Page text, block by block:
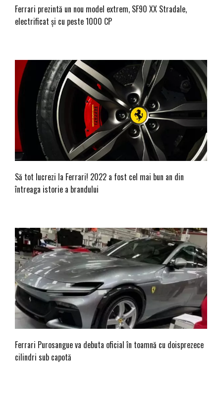
Ferrari prezintă un nou model extrem, SF90 XX Stradale,
electrificat și cu peste 1000 CP
Să tot lucrezi la Ferrari! 2022 a fost cel mai bun an din
întreaga istorie a brandului
Ferrari Purosangue va debuta oficial în toamnă cu doisprezece
cilindri sub capotă